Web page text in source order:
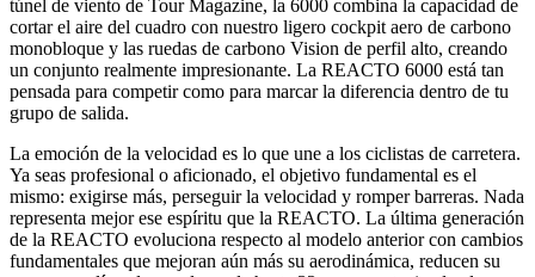
túnel de viento de Tour Magazine, la 6000 combina la capacidad de
cortar el aire del cuadro con nuestro ligero cockpit aero de carbono
monobloque y las ruedas de carbono Vision de perfil alto, creando
un conjunto realmente impresionante. La REACTO 6000 está tan
pensada para competir como para marcar la diferencia dentro de tu
grupo de salida.
La emoción de la velocidad es lo que une a los ciclistas de carretera.
Ya seas profesional o aficionado, el objetivo fundamental es el
mismo: exigirse más, perseguir la velocidad y romper barreras. Nada
representa mejor ese espíritu que la REACTO. La última generación
de la REACTO evoluciona respecto al modelo anterior con cambios
fundamentales que mejoran aún más su aerodinámica, reducen su